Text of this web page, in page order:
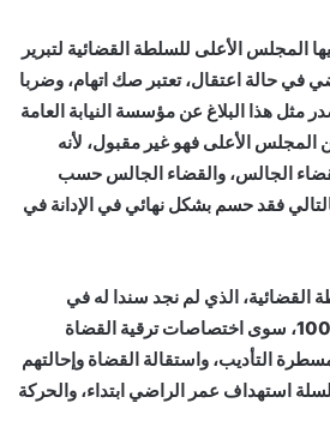
المجلس الأعلى للسلطة القضائية لتبرير
في حالة اعتقال، تعتبر صك اتهام، وضربا
مثل هذا البلاغ عن مؤسسة النيابة العامة
المجلس الأعلى فهو غير مقبول، لأنه
الجالس، والقضاء الجالس حسب
فقد حسم بشكل نهائي في الإدانة في
القضائية، الذي لم نجد سندا له في
القانون التنظيمي رقم 100.13، سوى اختصاصات ترقية القضاة
التأديب، واستقالة القضاة وإحالتهم
استهداف عمر الراضي ابتداء، والحركة